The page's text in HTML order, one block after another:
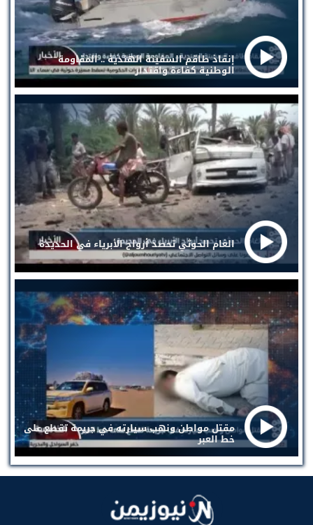
إنقاذ طاقم السفينة الهندية .. المقاومة
الوطنية كفاءة واقتدار
الغام الحوثي تحصد أرواح الأبرياء في الحديدة
مقتل مواطن ونهب سيارته في جريمة تقطع على
خط العبر